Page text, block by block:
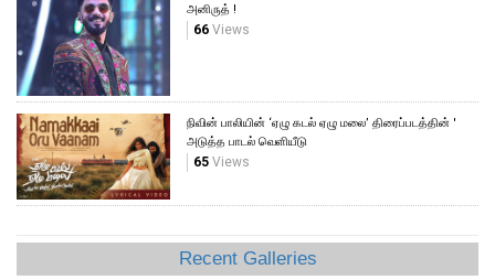
அனிருத் !
66 Views
நிவின் பாலியின் ‘ஏழு கடல் ஏழு மலை’ திரைப்படத்தின் '
அடுத்த பாடல் வெளியீடு
65 Views
Recent Galleries